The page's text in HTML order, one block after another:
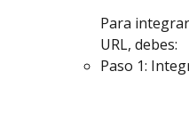
Para
URL, debes:
Paso 1: